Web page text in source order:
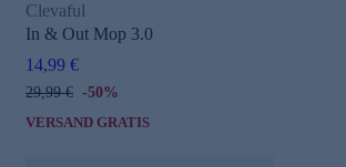
Clevaful
In & Out Mop 3.0
14,99 €
29,99 € -50%
VERSAND GRATIS